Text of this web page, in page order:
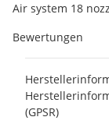
Air system 18
Bewertungen
(GPSR)